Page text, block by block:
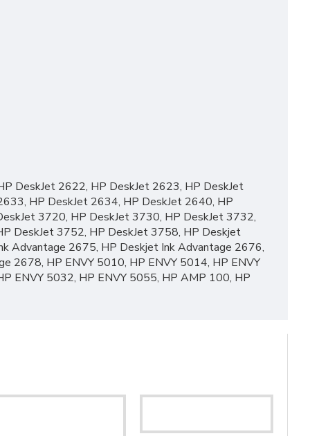
DeskJet 2622, HP DeskJet 2623, HP DeskJet
HP DeskJet 2634, HP DeskJet 2640, HP
3720, HP DeskJet 3730, HP DeskJet 3732,
DeskJet 3752, HP DeskJet 3758, HP Deskjet
Advantage 2675, HP Deskjet Ink Advantage 2676,
2678, HP ENVY 5010, HP ENVY 5014, HP ENVY
ENVY 5032, HP ENVY 5055, HP AMP 100, HP